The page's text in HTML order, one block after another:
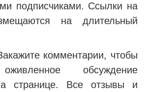
подписчиками. Ссылки на
на длительный
комментарии, чтобы
обсуждение
странице. Все отзывы и